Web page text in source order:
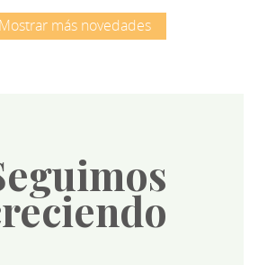
Mostrar más novedades